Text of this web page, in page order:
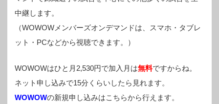
中継します。
（WOWOWメンバーズオンデマンドは、スマホ・タブレ
ット・PCなどから視聴できます。）
WOWOWはひと月2,530円で加入月は無料ですからね。
ネット申し込みで15分くらいしたら見れます。
WOWOWの新規申し込みはこちらから行えます。